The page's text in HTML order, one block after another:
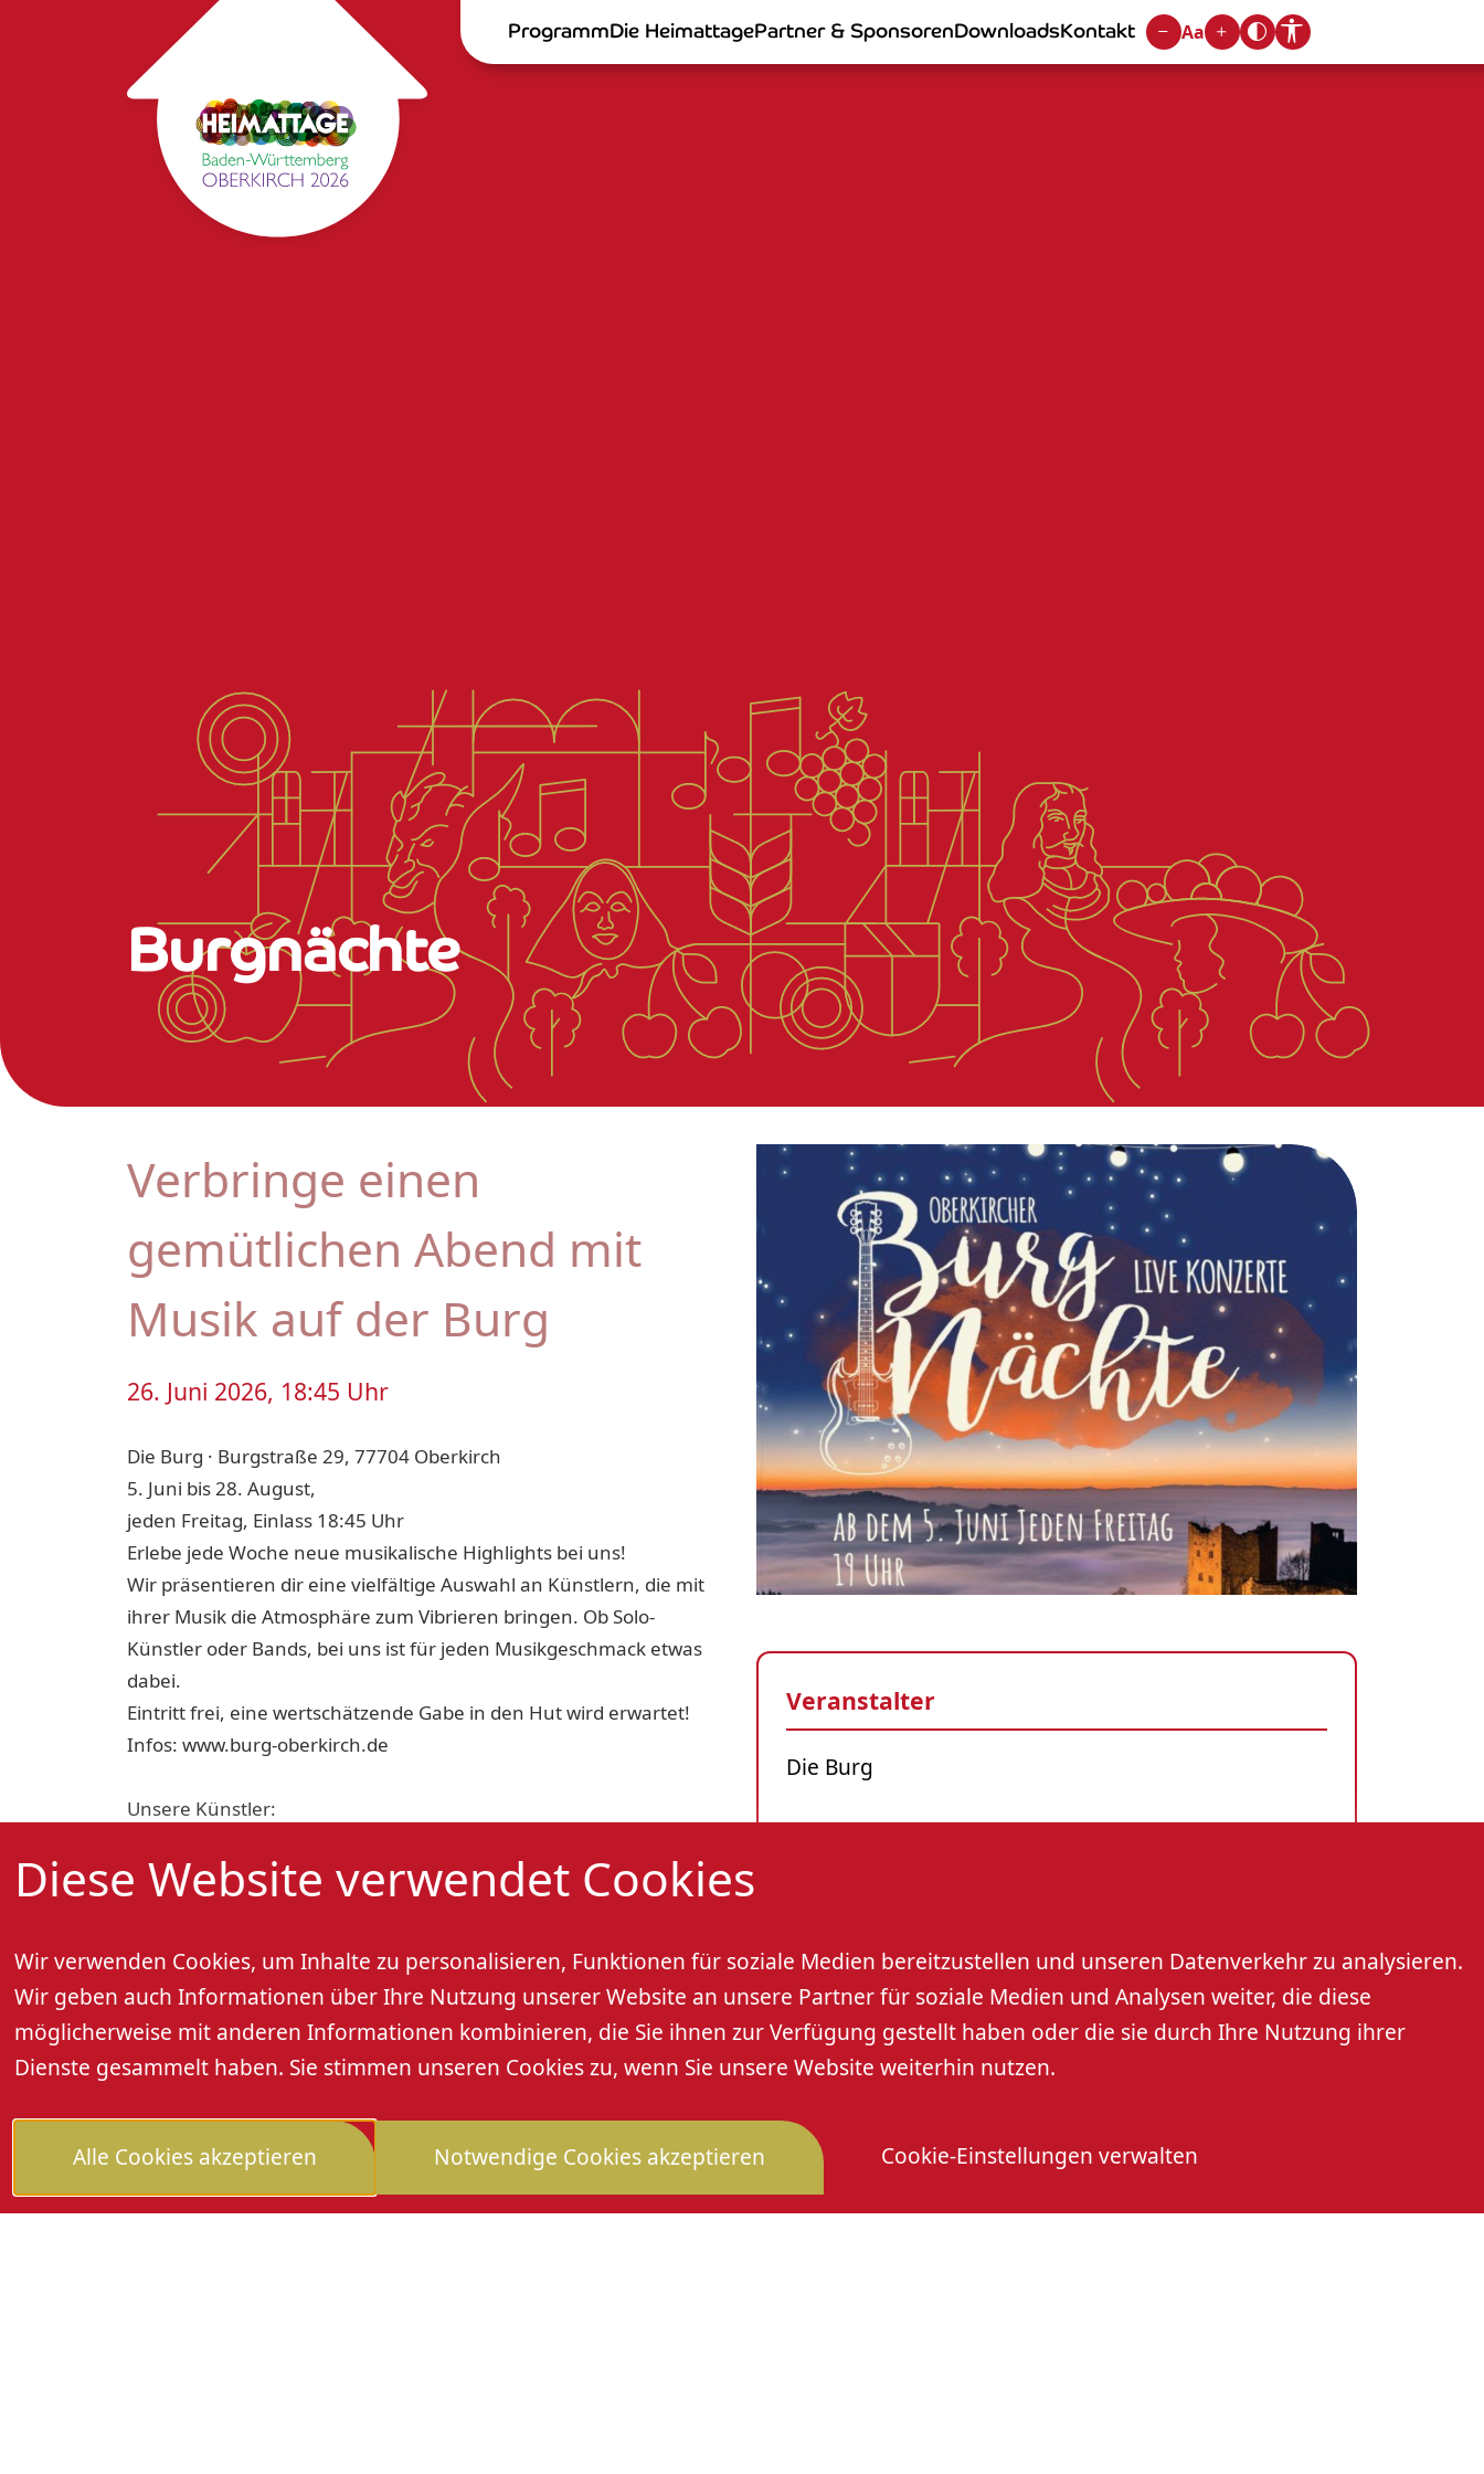
Diese Website verwendet Cookies
Wir verwenden Cookies, um Inhalte zu personalisieren, Funktionen für soziale Medien bereitzustellen und unseren Datenverkehr zu analysieren.
Wir geben auch Informationen über Ihre Nutzung unserer Website an unsere Partner für soziale Medien und Analysen weiter, die diese
möglicherweise mit anderen Informationen kombinieren, die Sie ihnen zur Verfügung gestellt haben oder die sie durch Ihre Nutzung ihrer
Dienste gesammelt haben. Sie stimmen unseren Cookies zu, wenn Sie unsere Website weiterhin nutzen.
Alle Cookies akzeptieren Notwendige Cookies akzeptieren Cookie-Einstellungen verwalten
ProgrammDie HeimattagePartner & SponsorenDownloadsKontakt Aa
Burgnächte
Verbringe einen
gemütlichen Abend mit
Musik auf der Burg
26. Juni 2026, 18:45 Uhr
Die Burg · Burgstraße 29, 77704 Oberkirch
5. Juni bis 28. August,
jeden Freitag, Einlass 18:45 Uhr
Erlebe jede Woche neue musikalische Highlights bei uns!
Wir präsentieren dir eine vielfältige Auswahl an Künstlern, die mit
ihrer Musik die Atmosphäre zum Vibrieren bringen. Ob Solo-
Künstler oder Bands, bei uns ist für jeden Musikgeschmack etwas
dabei.
Eintritt frei, eine wertschätzende Gabe in den Hut wird erwartet!
Infos: www.burg-oberkirch.de
Unsere Künstler:
12.6. Burgnacht mit ChECK DANIELS
19.6. Burgnacht mit FELDSALAD
03.7. Burgnacht mit DRACU X
10.7. Burgnacht mit Keine Burgnacht
17.7. Burgnacht mit TIMELESS
24.7. Burgnacht mit TROUBLEBUM
07.8. Burgnacht mit ONDERSCHD COVERED
14.8. Burgnacht mit ATTIKA
21.8. Burgnacht mit AVENUE 101
Veranstalter
Die Burg
Veranstaltungsort
77704 Oberkirch